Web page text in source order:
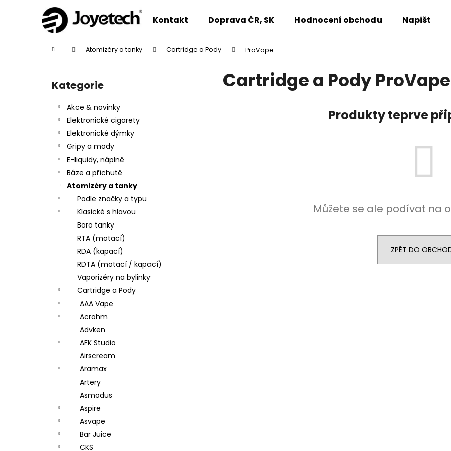
Kontakt Doprava ČR, SK Hodnocení obchodu Napište
Domů Atomizéry a tanky Cartridge a Pody ProVape
Přeskočit
kategorie
Kategorie
Akce & novinky
Elektronické cigarety
Elektronické dýmky
Gripy a mody
E-liquidy, náplně
Báze a příchutě
Atomizéry a tanky
Podle značky a typu
Klasické s hlavou
Boro tanky
RTA (motací)
RDA (kapací)
RDTA (motací / kapací)
Vaporizéry na bylinky
Cartridge a Pody
AAA Vape
Acrohm
Advken
AFK Studio
Airscream
Aramax
Artery
Asmodus
Aspire
Asvape
Bar Juice
CKS
Cartridge a Pody ProVape
Produkty teprve
Můžete se ale podívat na
ZPĚT DO
Zpět
Zpět
Co potřebujete najít?
JOYETECH BF SS316 ATOMIZER 0,6OHM
57 Kč
CARTRIDGE -
2KS
Původně:225